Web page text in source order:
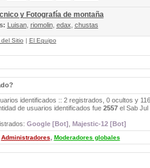
y Fotografía de montaña
Luisan, riomolin, edax chustas
Sitio | El Equipo
identificados :: 2 registrados, 0 ocultos y
de usuarios identificados fue 2557el Sab Jul
Google [Bot] Majestic-12 [Bot]
Administradores Moderadores globales